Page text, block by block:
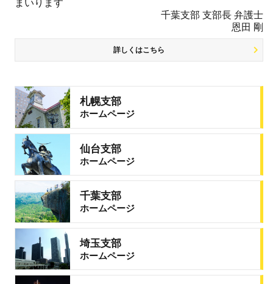
まいります
千葉支部 支部長 弁護士
恩田 剛
詳しくはこちら
札幌支部
ホームページ
仙台支部
ホームページ
千葉支部
ホームページ
埼玉支部
ホームページ